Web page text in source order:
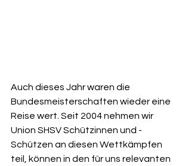
Auch dieses Jahr waren die
Bundesmeisterschaften wieder eine
Reise wert. Seit 2004 nehmen wir
Union SHSV Schützinnen und -
Schützen an diesen Wettkämpfen
teil, können in den für uns relevanten